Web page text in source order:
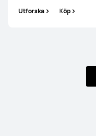
Utforska Köp